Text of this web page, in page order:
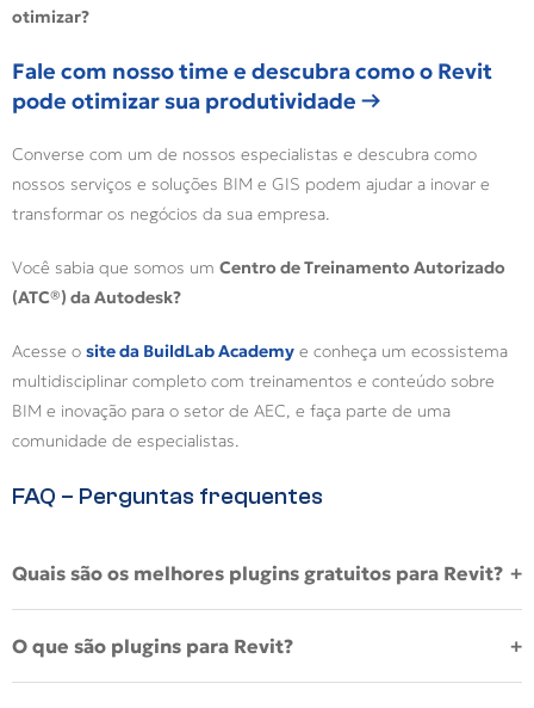
otimizar?
Fale com nosso time e descubra como o Revit
pode otimizar sua produtividade →
Converse com um de nossos especialistas e descubra como
nossos serviços e soluções BIM e GIS podem ajudar a inovar e
transformar os negócios da sua empresa.
Você sabia que somos um Centro de Treinamento Autorizado
(ATC®) da Autodesk?
Acesse o site da BuildLab Academy e conheça um ecossistema
multidisciplinar completo com treinamentos e conteúdo sobre
BIM e inovação para o setor de AEC, e faça parte de uma
comunidade de especialistas.
FAQ – Perguntas frequentes
Quais são os melhores plugins gratuitos para Revit?
incluem o DiRoots.One, BIM Interoperability Tools, NWC Export
Utility, Align e Project Tracker. Essas ferramentas ajudam a
O que são plugins para Revit?